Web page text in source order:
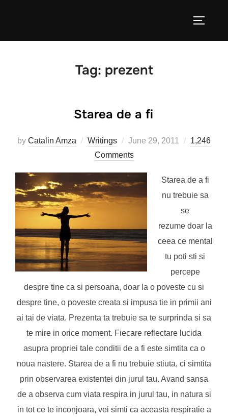
Tag: prezent
Starea de a fi
by Catalin Amza Writings
Posted
on
June 29, 2011
1,246
Comments
Starea de a fi
nu trebuie sa
se
rezume doar la
ceea ce mental
tu poti sti si
percepe
despre tine ca si persoana, doar la o poveste cu si
despre tine, o poveste creata si impusa tie in primii ani
ai tai de viata. Prezenta ta trebuie sa te surprinda si sa
te mire in orice moment. Fiecare reflectare lucida
asupra propriei tale conditii de a fi este simtita ca o
noua nastere. Starea de a fi nu trebuie stiuta, ci simtita
prin observarea existentei din jurul tau. Avand sansa
de a observa cum viata respira in jurul tau, in natura si
in tot ce te inconjoara, vei simti ca aceasta respiratie a